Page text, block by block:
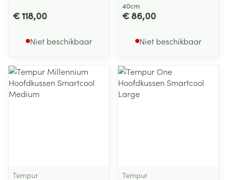
€ 118,00
Niet beschikbaar
40cm
€ 86,00
Niet beschikbaar
Tempur
Tempur